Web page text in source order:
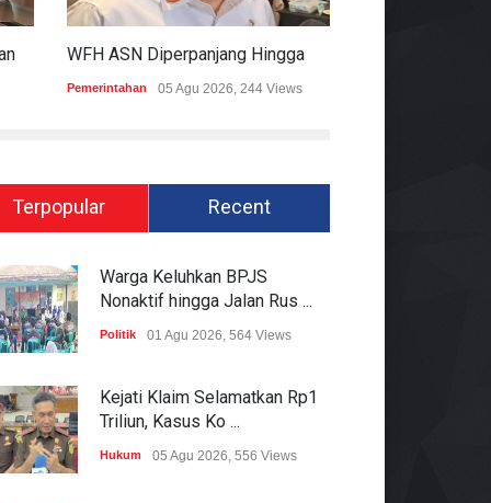
Pemerintahan 05 Agu 2026, 244 Views
Terpopular Recent
Warga Keluhkan BPJS
Nonaktif hingga Jalan Rus ...
Politik 01 Agu 2026, 564 Views
Kejati Klaim Selamatkan Rp1
Triliun, Kasus Ko ...
Hukum 05 Agu 2026, 556 Views